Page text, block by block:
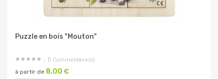
Puzzle en bois "Mouton"
0 Commentaire(s)
à partir de 8,00 €